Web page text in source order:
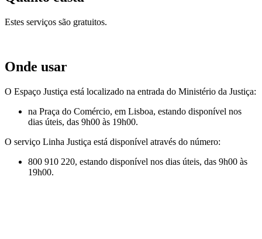
Estes serviços são gratuitos.
Onde usar
O Espaço Justiça está localizado na entrada do Ministério da Justiça:
na Praça do Comércio, em Lisboa, estando disponível nos
dias úteis, das 9h00 às 19h00.
O serviço Linha Justiça está disponível através do número:
800 910 220, estando disponível nos dias úteis, das 9h00 às
19h00.